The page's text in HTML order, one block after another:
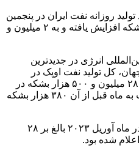
روزانه نفت ایران در پنجمین
ماه سال جاری میلادی ۸۰ هزار بشکه افزایش یافته و به ۲ میلیون و
انرژی در جدیدترین
کل تولید نفت اوپک در
پنجمین ماه سال میلادی جاری را ۲۸ میلیون و ۵۰۰ هزار بشکه در
روز اعلام کرده که این رقم نسبت به ماه قبل از آن ۳۸۰ هزار بشکه
مجموع تولید نفت ۱۳ عضو اوپک در ماه آوریل ۲۰۲۳ بالغ بر ۲۸